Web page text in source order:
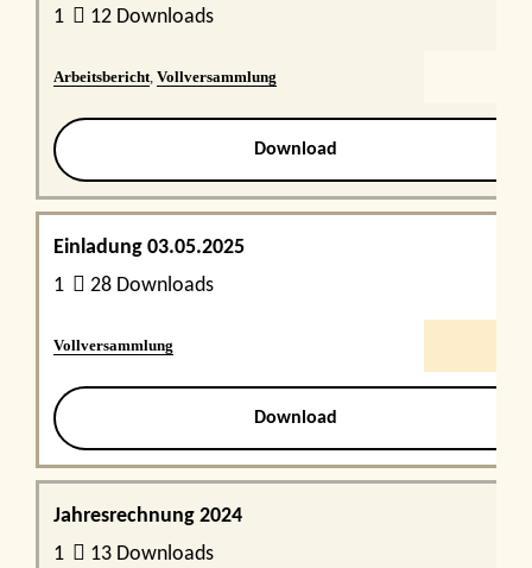
1
12 Downloads
Arbeitsbericht Vollversammlung
Download
Einladung 03.05.2025
1
28 Downloads
Vollversammlung
Download
Jahresrechnung 2024
1
13 Downloads